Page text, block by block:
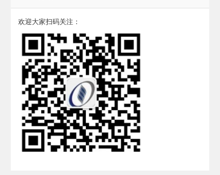
欢迎大家扫码关注：